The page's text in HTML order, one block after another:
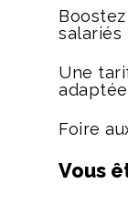
salariés
Une
Foire
Vous